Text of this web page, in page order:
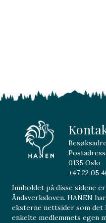
0135 Oslo
+47 22 05
Innholdet på disse sidene
Åndsverksloven. HANEN
eksterne nettsider som
enkelte medlemmets egen